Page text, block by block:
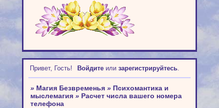
Привет, Гость! Войдитеили зарегистрируйтесь.
» Магия Безвременья » Психомантика и
мыслемагия » Расчет числа вашего номера
телефона